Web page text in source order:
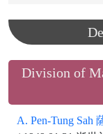
Division of
A. Pen-Tung Sah